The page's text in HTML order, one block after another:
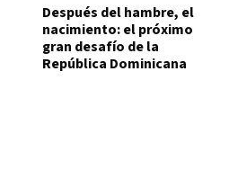
Después del hambre, el
nacimiento: el próximo
gran desafío de la
República Dominicana